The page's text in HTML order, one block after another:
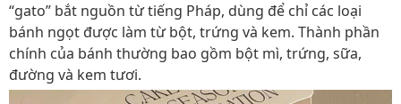
“gato” bắt nguồn từ tiếng Pháp, dùng để chỉ các loại
bánh ngọt được làm từ bột, trứng và kem. Thành phần
chính của bánh thường bao gồm bột mì, trứng, sữa,
đường và kem tươi.